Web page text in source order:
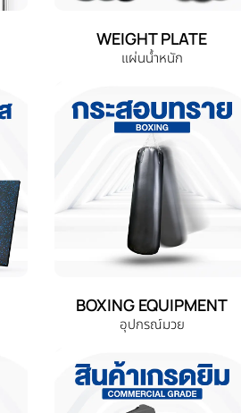
WEIGHT PLATE
แผ่นน้ำหนัก
BOXING EQUIPMENT
อุปกรณ์มวย